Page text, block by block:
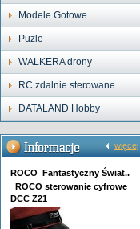
Modele Gotowe
Puzle
WALKERA drony
RC zdalnie sterowane
DATALAND Hobby
więcej
ROCO Fantastyczny Świat..
ROCO sterowanie cyfrowe
DCC Z21